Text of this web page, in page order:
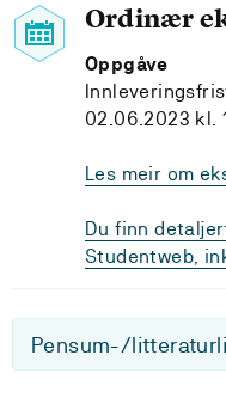
Ordinær
Oppgåve
02.06.2023 kl.
Les meir om
Du finn
Studentweb,
Pensum-/